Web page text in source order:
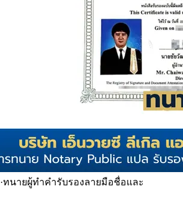
·ทนายผู้ทำคำรับรองลายมือชื่อและ